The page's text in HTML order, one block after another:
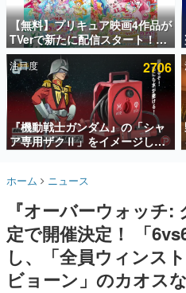
アプリセール情報
インタビュー
連載・特集一覧
殿堂入り記事
SNS拡散数が数千以
ど。多くの人々に読ま
事をまとめました。
名作ゲームクリエイタ
きます。
赫本
この物語を解いてはい
の形をした短編ホラー
【無料】プリキュア映画4作品が
TVerで新たに配信スタート！な
んと2018年～2024年の映画ほぼ
すべてが見放題に、ぶっちゃけ
ありえないラインナップ
注目度 2706
『機動戦士ガンダム』の「シャ
ア専用ザクⅡ」をイメージした
散水ホースリールが予約開始。
ークやジオン公国軍のエンブレ
ホーム ニュース
『オーバーウォッチ
定で開催決定！ 「
し、「全員ウィンス
ビョーン」のカオス